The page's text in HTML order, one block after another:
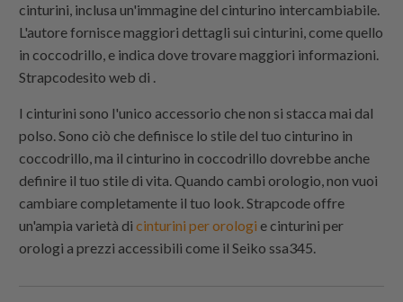
cinturini, inclusa un'immagine del cinturino intercambiabile.
L'autore fornisce maggiori dettagli sui cinturini, come quello
in coccodrillo, e indica dove trovare maggiori informazioni.
Strapcodesito web di .
I cinturini sono l'unico accessorio che non si stacca mai dal
polso. Sono ciò che definisce lo stile del tuo cinturino in
coccodrillo, ma il cinturino in coccodrillo dovrebbe anche
definire il tuo stile di vita. Quando cambi orologio, non vuoi
cambiare completamente il tuo look.Strapcodeoffre
un'ampia varietà dicinturini per orologi e cinturini per
orologi a prezzi accessibili come il Seiko ssa345.